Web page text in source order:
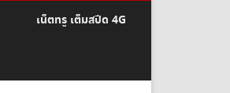
เน็ตทรู เต็มสปีด 4G